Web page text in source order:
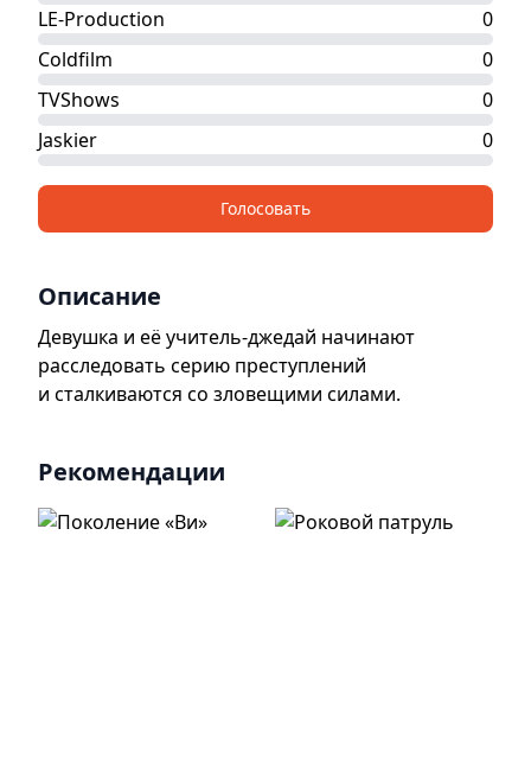
LE-Production
0
Coldfilm
0
TVShows
0
Jaskier
0
Голосовать
Описание
Девушка и её учитель-джедай начинают
расследовать серию преступлений
и сталкиваются со зловещими силами.
Рекомендации